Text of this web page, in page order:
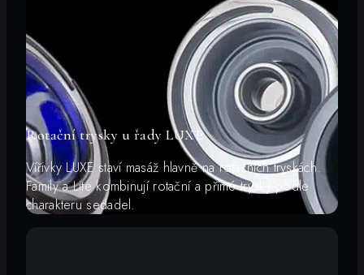
Rotační trysky u řady LUXE
Vířivky LUXE staví masáž hlavně na rotačních tryskách.
Family a Lite kombinují rotační a přímé trysky podle
charakteru sedadel.